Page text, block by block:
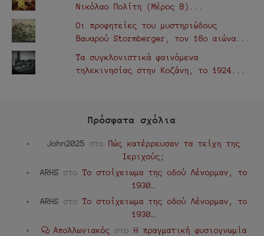
Νικόλαο Πολίτη (Μέρος Β)...
Οι προφητείες του μυστηριώδους
Βαυαρού Stormberger, τον 18ο αιώνα...
Τα συγκλονιστικά φαινόμενα
τηλεκινησίας στην Κοζάνη, το 1924...
Πρόσφατα σχόλια
John2025 στο Πώς κατέρρευσαν τα τείχη της
Ιεριχούς;
ARHS στο Το στοίχειωμα της οδού Λένορμαν, το
1930…
ARHS στο Το στοίχειωμα της οδού Λένορμαν, το
1930…
Απολλωνιακός στο Η πραγματική φυσιογνωμία